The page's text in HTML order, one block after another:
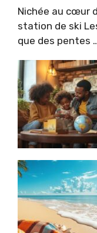
Nichée au cœur
station de ski
que des pentes